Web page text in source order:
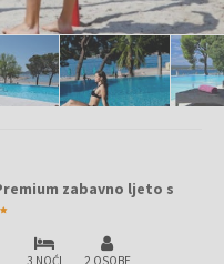
zabavno ljeto s
3 NOĆI 2 OSOBE